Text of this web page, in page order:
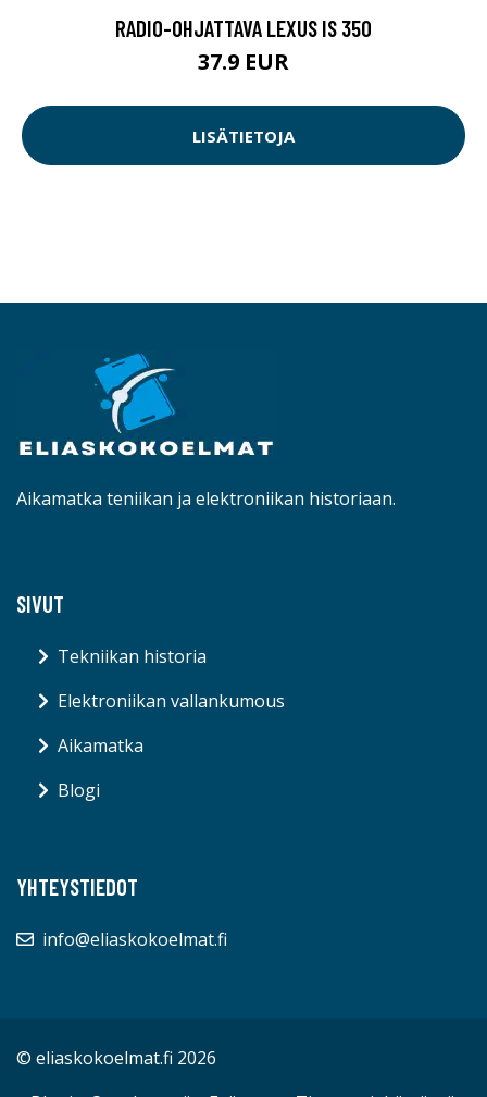
RADIO-OHJATTAVA LEXUS IS 350
37.9 EUR
LISÄTIETOJA
Aikamatka teniikan ja elektroniikan historiaan.
SIVUT
Tekniikan historia
Elektroniikan vallankumous
Aikamatka
Blogi
YHTEYSTIEDOT
info@eliaskokoelmat.fi
© eliaskokoelmat.fi 2026